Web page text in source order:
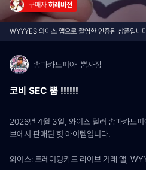
구매자 하레비전
WYYYES 와이스 앱으로 촬영한 인증된 상품입니
송파카드피아_뿜사장
코비 SEC 뿜 !!!!!!
2026년 4월 3일, 와이스 딜러 송파카드피
브에서 판매된 힛 아이템입니다.
와이스: 트레이딩카드 라이브 거래 앱,